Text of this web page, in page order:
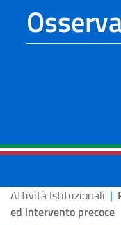
Attività Istituzionali |
ed intervento precoce